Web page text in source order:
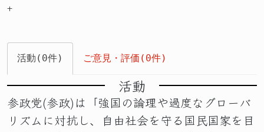
+
活動(0件) ご意見・評価(0件)
活動
参政党(参政)は「強国の論理や過度なグローバ
リズムに対抗し、自由社会を守る国民国家を目